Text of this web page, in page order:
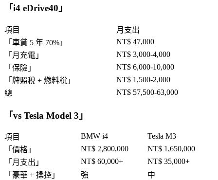
「i4 eDrive40 」
項目
月支出
「 車貸 5 年 70% 」
NT$ 47,000
「 月充電 」
NT$ 3,000-4,000
「 保險 」
NT$ 6,000-10,000
「 牌照稅 + 燃料稅 」
NT$ 1,500-2,000
總
NT$ 57,500-63,000
「vs Tesla Model 3 」
項目 BMW i4
Tesla M3
「 價格 」 NT$ 2,800,000
NT$ 1,650,000
「 月支出 」 NT$ 60,000+
NT$ 35,000+
「 豪華 + 操控 」 強 中